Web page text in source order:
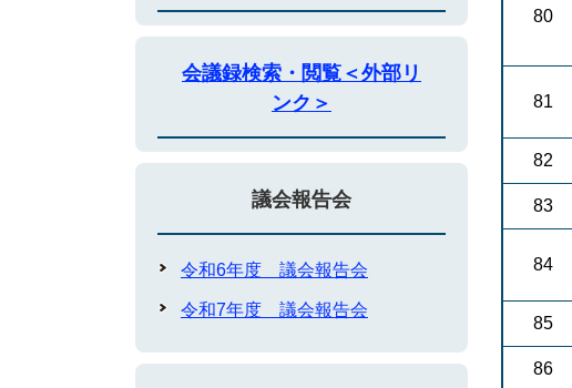
80
81
82
83
84
85
86
会議録検索・閲覧＜外部リ
ンク＞
議会報告会
令和6年度 議会報告会
令和7年度 議会報告会